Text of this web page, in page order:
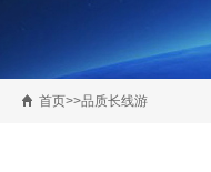
首页>>品质长线游